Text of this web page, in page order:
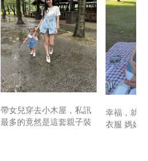
帶女兒穿去小木屋，私訊
最多的竟然是這套親子裝
幸福，就
衣服 媽媽